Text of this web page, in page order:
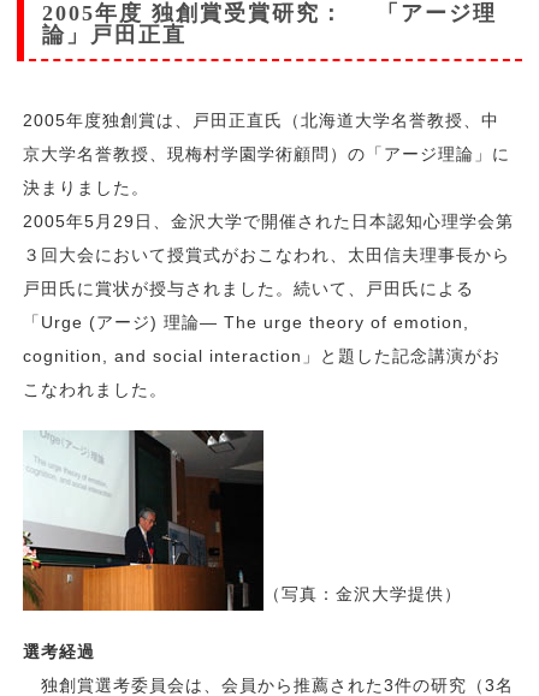
2005年度 独創賞受賞研究： 「アージ理
論」戸田正直
2005年度独創賞は、戸田正直氏（北海道大学名誉教授、中
京大学名誉教授、現梅村学園学術顧問）の「アージ理論」に
決まりました。
2005年5月29日、金沢大学で開催された日本認知心理学会第
３回大会において授賞式がおこなわれ、太田信夫理事長から
戸田氏に賞状が授与されました。続いて、戸田氏による
「Urge (アージ) 理論― The urge theory of emotion,
cognition, and social interaction」と題した記念講演がお
こなわれました。
（写真：金沢大学提供）
選考経過
独創賞選考委員会は、会員から推薦された3件の研究（3名